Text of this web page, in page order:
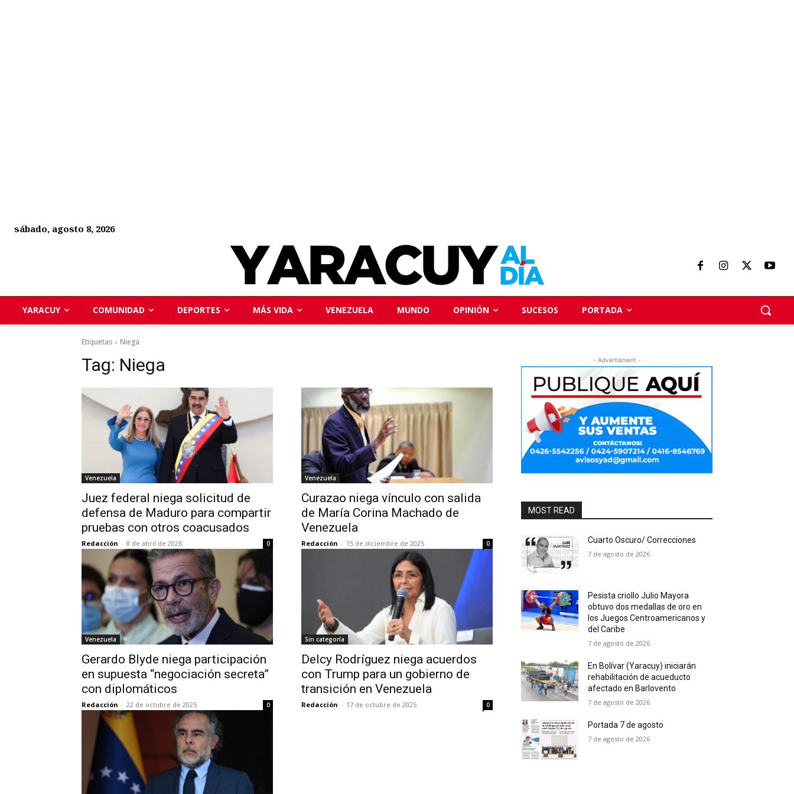
sábado, agosto 8, 2026
YARACUY COMUNIDAD DEPORTES MÁS VIDA VENEZUELA MUNDO OPINIÓN SUCESOS PORTADA
Etiquetas Niega
Tag: Niega
Venezuela
Juez federal niega solicitud de
defensa de Maduro para compartir
pruebas con otros coacusados
Redacción - 8 de abril de 2026 0
Venezuela
Curazao niega vínculo con salida
de María Corina Machado de
Venezuela
Redacción - 15 de diciembre de 2025 0
Venezuela
Gerardo Blyde niega participación
en supuesta “negociación secreta”
con diplomáticos
Redacción - 22 de octubre de 2025 0
Sin categoría
Delcy Rodríguez niega acuerdos
con Trump para un gobierno de
transición en Venezuela
Redacción - 17 de octubre de 2025 0
- Advertisment -
MOST READ
Cuarto Oscuro/ Correcciones
7 de agosto de 2026
Pesista criollo Julio Mayora
obtuvo dos medallas de oro en
los Juegos Centroamericanos y
del Caribe
7 de agosto de 2026
En Bolívar (Yaracuy) iniciarán
rehabilitación de acueducto
afectado en Barlovento
7 de agosto de 2026
Portada 7 de agosto
7 de agosto de 2026